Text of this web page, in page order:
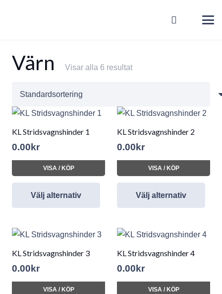
Värn Visar alla 6 resultat
KL Stridsvagnshinder 1
0.00 kr
VISA / KÖP
Välj alternativ
KL Stridsvagnshinder 2
0.00 kr
VISA / KÖP
Välj alternativ
KL Stridsvagnshinder 3
0.00 kr
VISA / KÖP
KL Stridsvagnshinder 4
0.00 kr
VISA / KÖP